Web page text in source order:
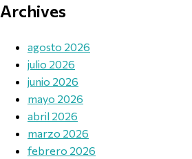
Archives
agosto 2026
julio 2026
junio 2026
mayo 2026
abril 2026
marzo 2026
febrero 2026